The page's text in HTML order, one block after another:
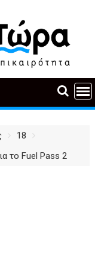
18
το Fuel Pass 2